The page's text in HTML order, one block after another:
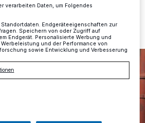
Uhr Eine Minute Lesezeit
verarbeiten Daten, um Folgendes
Endgeräteeigenschaften zur
Speichern von oder Zugriff auf
Endgerät. Personalisierte Werbung und
und der Performance von
sowie Entwicklung und Verbesserung